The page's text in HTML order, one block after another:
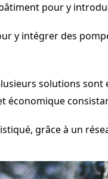
pour y
y intégrer des
solutions sont
économique
grâce à un